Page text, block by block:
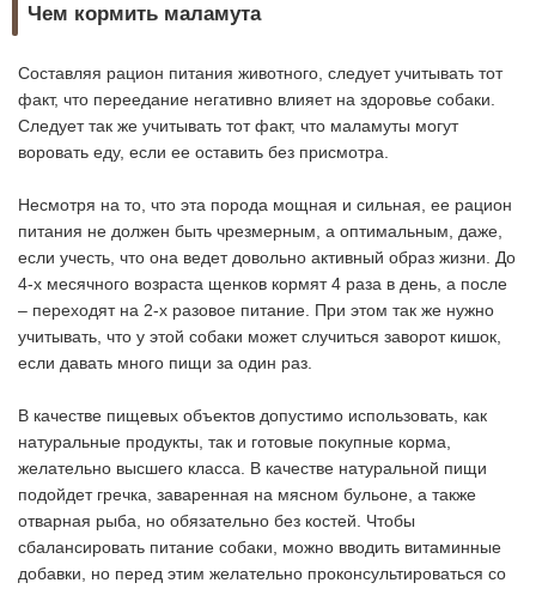
Чем кормить маламута
Составляя рацион питания животного, следует учитывать тот
факт, что переедание негативно влияет на здоровье собаки.
Следует так же учитывать тот факт, что маламуты могут
воровать еду, если ее оставить без присмотра.
Несмотря на то, что эта порода мощная и сильная, ее рацион
питания не должен быть чрезмерным, а оптимальным, даже,
если учесть, что она ведет довольно активный образ жизни. До
4-х месячного возраста щенков кормят 4 раза в день, а после
– переходят на 2-х разовое питание. При этом так же нужно
учитывать, что у этой собаки может случиться заворот кишок,
если давать много пищи за один раз.
В качестве пищевых объектов допустимо использовать, как
натуральные продукты, так и готовые покупные корма,
желательно высшего класса. В качестве натуральной пищи
подойдет гречка, заваренная на мясном бульоне, а также
отварная рыба, но обязательно без костей. Чтобы
сбалансировать питание собаки, можно вводить витаминные
добавки, но перед этим желательно проконсультироваться со